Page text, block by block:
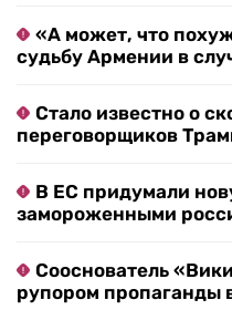
«А может, что
судьбу Армении в
Стало известно о
переговорщиков
В ЕС придумали
замороженными
Сооснователь
рупором пропаганды